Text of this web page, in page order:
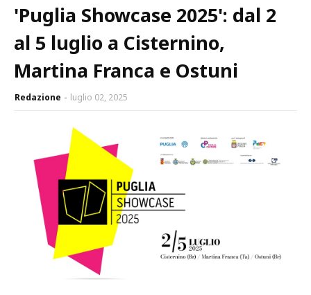
'Puglia Showcase 2025': dal 2
al 5 luglio a Cisternino,
Martina Franca e Ostuni
Redazione luglio 02, 2025